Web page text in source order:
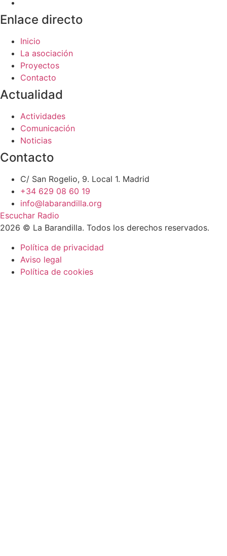
Enlace directo
Inicio
La asociación
Proyectos
Contacto
Actualidad
Actividades
Comunicación
Noticias
Contacto
C/ San Rogelio, 9. Local 1. Madrid
+34 629 08 60 19
info@labarandilla.org
Escuchar Radio
2026 © La Barandilla. Todos los derechos reservados.
Política de privacidad
Aviso legal
Política de cookies